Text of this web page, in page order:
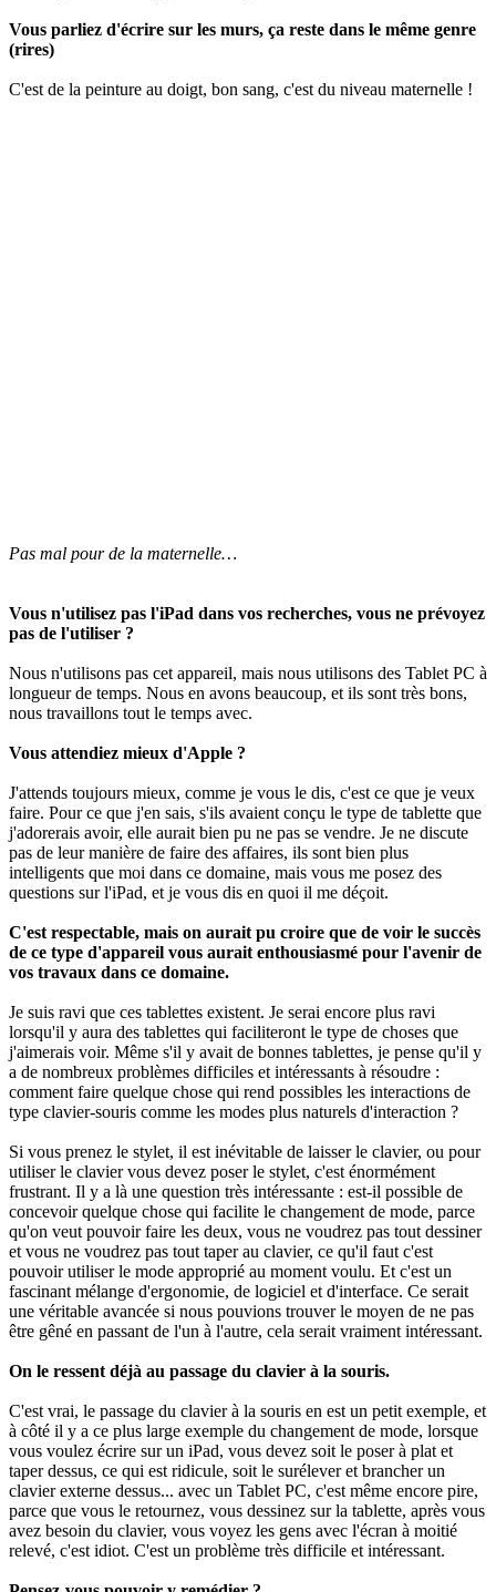
Vous parliez d'écrire sur les murs, ça reste dans le même genre
(rires)
C'est de la peinture au doigt, bon sang, c'est du niveau maternelle !
Pas mal pour de la maternelle…
Vous n'utilisez pas l'iPad dans vos recherches, vous ne prévoyez
pas de l'utiliser ?
Nous n'utilisons pas cet appareil, mais nous utilisons des Tablet PC à
longueur de temps. Nous en avons beaucoup, et ils sont très bons,
nous travaillons tout le temps avec.
Vous attendiez mieux d'Apple ?
J'attends toujours mieux, comme je vous le dis, c'est ce que je veux
faire. Pour ce que j'en sais, s'ils avaient conçu le type de tablette que
j'adorerais avoir, elle aurait bien pu ne pas se vendre. Je ne discute
pas de leur manière de faire des affaires, ils sont bien plus
intelligents que moi dans ce domaine, mais vous me posez des
questions sur l'iPad, et je vous dis en quoi il me déçoit.
C'est respectable, mais on aurait pu croire que de voir le succès
de ce type d'appareil vous aurait enthousiasmé pour l'avenir de
vos travaux dans ce domaine.
Je suis ravi que ces tablettes existent. Je serai encore plus ravi
lorsqu'il y aura des tablettes qui faciliteront le type de choses que
j'aimerais voir. Même s'il y avait de bonnes tablettes, je pense qu'il y
a de nombreux problèmes difficiles et intéressants à résoudre :
comment faire quelque chose qui rend possibles les interactions de
type clavier-souris comme les modes plus naturels d'interaction ?
Si vous prenez le stylet, il est inévitable de laisser le clavier, ou pour
utiliser le clavier vous devez poser le stylet, c'est énormément
frustrant. Il y a là une question très intéressante : est-il possible de
concevoir quelque chose qui facilite le changement de mode, parce
qu'on veut pouvoir faire les deux, vous ne voudrez pas tout dessiner
et vous ne voudrez pas tout taper au clavier, ce qu'il faut c'est
pouvoir utiliser le mode approprié au moment voulu. Et c'est un
fascinant mélange d'ergonomie, de logiciel et d'interface. Ce serait
une véritable avancée si nous pouvions trouver le moyen de ne pas
être gêné en passant de l'un à l'autre, cela serait vraiment intéressant.
On le ressent déjà au passage du clavier à la souris.
C'est vrai, le passage du clavier à la souris en est un petit exemple, et
à côté il y a ce plus large exemple du changement de mode, lorsque
vous voulez écrire sur un iPad, vous devez soit le poser à plat et
taper dessus, ce qui est ridicule, soit le surélever et brancher un
clavier externe dessus... avec un Tablet PC, c'est même encore pire,
parce que vous le retournez, vous dessinez sur la tablette, après vous
avez besoin du clavier, vous voyez les gens avec l'écran à moitié
relevé, c'est idiot. C'est un problème très difficile et intéressant.